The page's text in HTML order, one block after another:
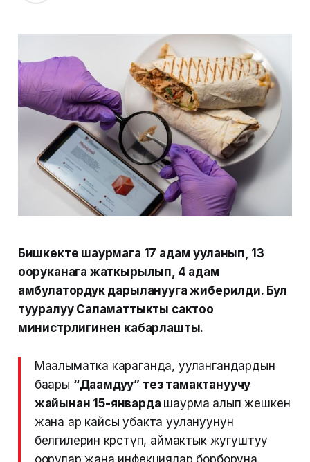
Бишкекте шаурмага 17 адам ууланып, 13ү
ооруканага жаткырылып, 4 адам
амбулатордук дарыланууга жиберилди. Бул
тууралуу Саламаттыкты сактоо
министрлигинен кабарлашты.
Маалыматка караганда, уулангандардын
баары “Даамдуу” тез тамактануучу
жайынан 15-январда шаурма алып жешкен
жана ар кайсы убакта уулануунун
белгилерин көрсөтүп, аймактык жугуштуу